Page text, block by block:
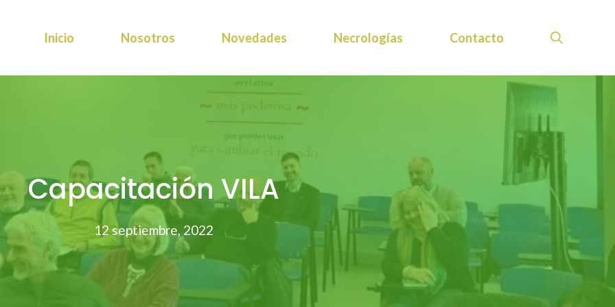
Inicio Nosotros Novedades Necrologías Contacto
Capacitación VILA
12 septiembre, 2022